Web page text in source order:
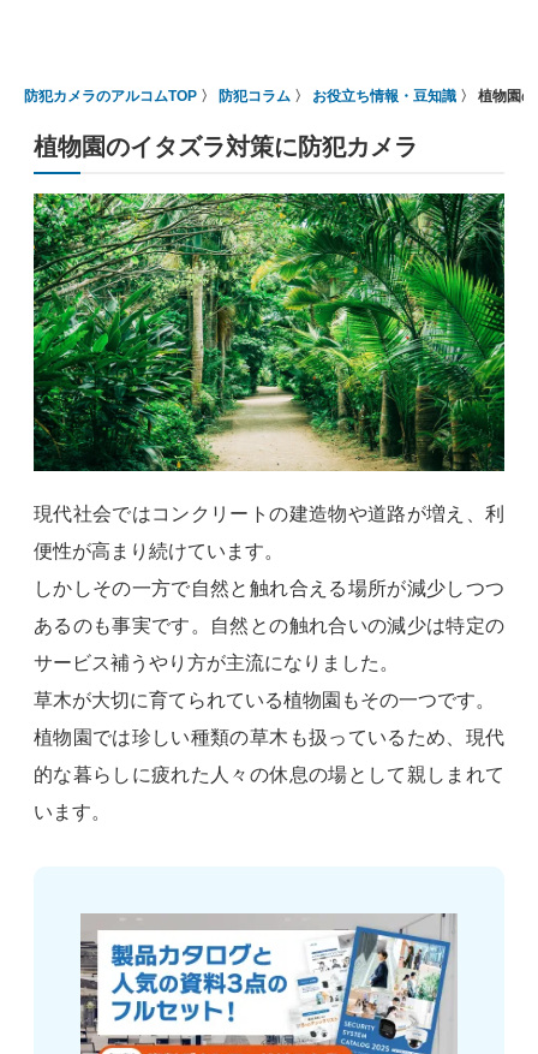
防犯カメラのアルコムTOP 防犯コラム お役立ち情報・豆知識 植物園
植物園のイタズラ対策に防犯カメラ
現代社会ではコンクリートの建造物や道路が増え、利
便性が高まり続けています。
しかしその一方で自然と触れ合える場所が減少しつつ
あるのも事実です。自然との触れ合いの減少は特定の
サービス補うやり方が主流になりました。
草木が大切に育てられている植物園もその一つです。
植物園では珍しい種類の草木も扱っているため、現代
的な暮らしに疲れた人々の休息の場として親しまれて
います。